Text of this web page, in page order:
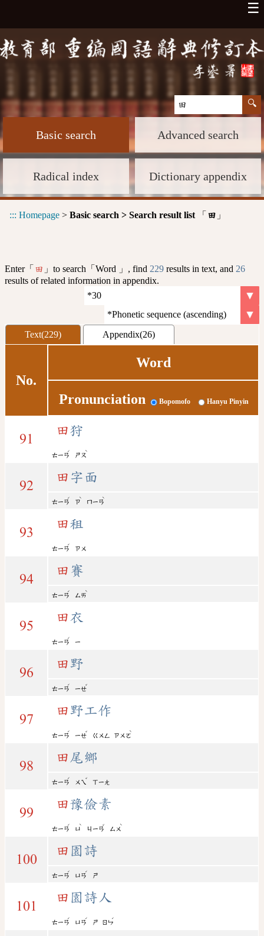
☰
Basic search Advanced search
Radical index Dictionary appendix
::: Homepage > Basic search > Search result list 「 田 」
Enter「 田 」to search「Word 」, find 229 results in text, and 26
results of related information in appendix.
Text(229) Appendix(26)
No.
Word
Pronunciation Bopomofo Hanyu Pinyin
91
田狩
ㄊㄧㄢ
ˊ
ㄕㄡ
ˋ
92
田 字面
ㄊㄧㄢ
ˊ
ㄗ
ˋ
ㄇㄧㄢ
ˋ
93
田租
ㄊㄧㄢ
ˊ
ㄗㄨ
94
田 賽
ㄊㄧㄢ
ˊ
ㄙㄞ
ˋ
95
田衣
ㄊㄧㄢ
ˊ
ㄧ
96
田野
ㄊㄧㄢ
ˊ
ㄧㄝ
ˇ
97
田野工作
ㄊㄧㄢ
ˊ
ㄧㄝ
ˇ
ㄍㄨㄥ ㄗㄨㄛ
ˋ
98
田 尾鄉
ㄊㄧㄢ
ˊ
ㄨㄟ
ˇ
ㄒㄧㄤ
99
田豫儉素
ㄊㄧㄢ
ˊ
ㄩ
ˋ
ㄐㄧㄢ
ˇ
ㄙㄨ
ˋ
100
田 園詩
ㄊㄧㄢ
ˊ
ㄩㄢ
ˊ
ㄕ
101
田 園詩人
ㄊㄧㄢ
ˊ
ㄩㄢ
ˊ
ㄕ ㄖㄣ
ˊ